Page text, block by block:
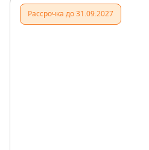
Рассрочка до 31.09.2027